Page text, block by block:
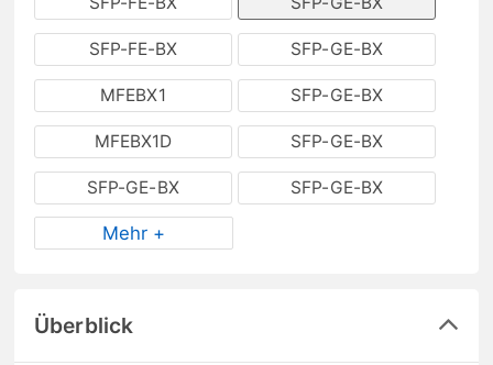
SFP-FE-BX SFP-GE-BX
MFEBX1 SFP-GE-BX
MFEBX1D SFP-GE-BX
SFP-GE-BX SFP-GE-BX
Mehr +
Überblick